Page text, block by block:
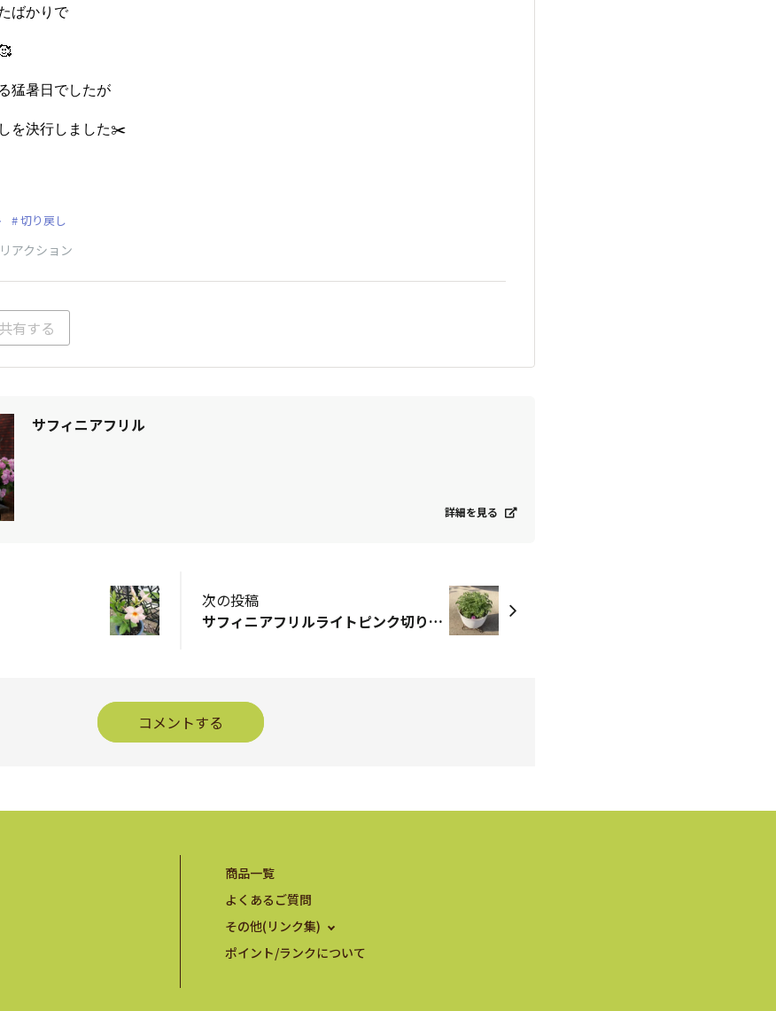
ばかりで
猛暑日でしたが
を決行しました✂️
切り戻し
アクション
共有する
サフィニアフリル
詳細を見る
次の投稿
サフィニアフリルライトピンク切り戻し
コメントする
商品一覧
よくあるご質問
その他(リンク集)
ポイント/ランクについて